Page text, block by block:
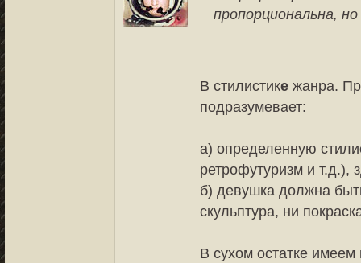
пропорциональна,
В стилистике жанра.
подразумевает:
а) определенную
ретрофутуризм и т.д.),
б) девушка должна
скульптура, ни
В сухом остатке